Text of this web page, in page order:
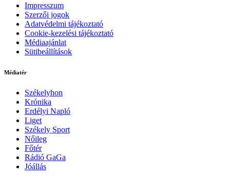
Impresszum
Szerzői jogok
Adatvédelmi tájékoztató
Cookie-kezelési tájékoztató
Médiaajánlat
Sütibeállítások
Médiatér
Székelyhon
Krónika
Erdélyi Napló
Liget
Székely Sport
Nőileg
Főtér
Rádió GaGa
Jóállás